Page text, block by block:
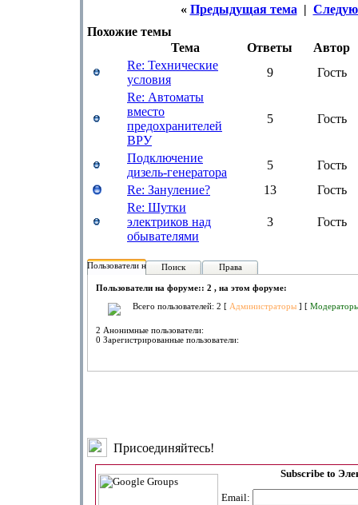
« Предыдущая тема |
Похожие темы
Тема
Ответы
Автор
Re: Технические
условия
9
Гость
Re: Автоматы
вместо
предохранителей
ВРУ
5 Гость
Подключение
дизель-генератора
5
Гость
Re: Зануление?
13
Гость
Re: Шутки
электриков над
обывателями
3 Гость
Пользователи на форуме:
Поиск Права
Пользователи на форуме:: 2 , на этом форуме:
Всего пользователей: 2 [ Администраторы ] [
2 Анонимные пользователи:
0 Зарегистрированные пользователи:
Присоединяйтесь!
Subscribe to
Email: